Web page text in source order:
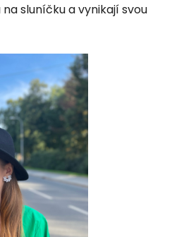
sluníčku a vynikají svou